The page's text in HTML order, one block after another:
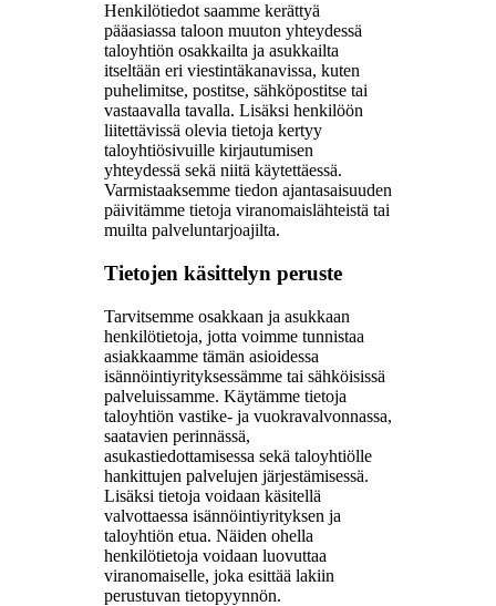
Henkilötiedot saamme kerättyä
pääasiassa taloon muuton yhteydessä
taloyhtiön osakkailta ja asukkailta
itseltään eri viestintäkanavissa, kuten
puhelimitse, postitse, sähköpostitse tai
vastaavalla tavalla. Lisäksi henkilöön
liitettävissä olevia tietoja kertyy
taloyhtiösivuille kirjautumisen
yhteydessä sekä niitä käytettäessä.
Varmistaaksemme tiedon ajantasaisuuden
päivitämme tietoja viranomaislähteistä tai
muilta palveluntarjoajilta.
Tietojen käsittelyn peruste
Tarvitsemme osakkaan ja asukkaan
henkilötietoja, jotta voimme tunnistaa
asiakkaamme tämän asioidessa
isännöintiyrityksessämme tai sähköisissä
palveluissamme. Käytämme tietoja
taloyhtiön vastike- ja vuokravalvonnassa,
saatavien perinnässä,
asukastiedottamisessa sekä taloyhtiölle
hankittujen palvelujen järjestämisessä.
Lisäksi tietoja voidaan käsitellä
valvottaessa isännöintiyrityksen ja
taloyhtiön etua. Näiden ohella
henkilötietoja voidaan luovuttaa
viranomaiselle, joka esittää lakiin
perustuvan tietopyynnön.